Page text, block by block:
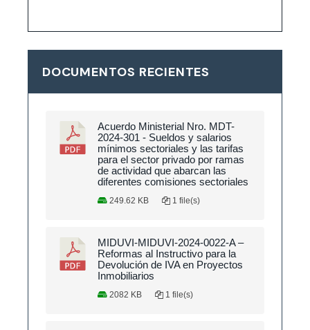
DOCUMENTOS RECIENTES
Acuerdo Ministerial Nro. MDT-
2024-301 - Sueldos y salarios
mínimos sectoriales y las tarifas
para el sector privado por ramas
de actividad que abarcan las
diferentes comisiones sectoriales
249.62 KB 1 file(s)
MIDUVI-MIDUVI-2024-0022-A –
Reformas al Instructivo para la
Devolución de IVA en Proyectos
Inmobiliarios
2082 KB 1 file(s)